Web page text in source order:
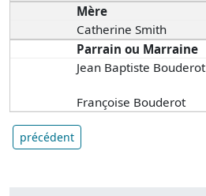
Mère
Catherine Smith
Parrain ou Marraine
Jean Baptiste Bouderot
Françoise Bouderot
précédent